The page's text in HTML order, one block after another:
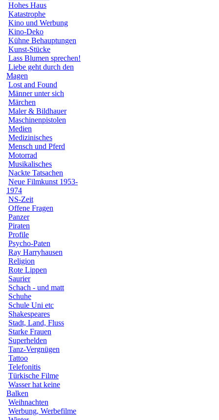
Hohes Haus
Katastrophe
Kino und Werbung
Kino-Deko
Kühne Behauptungen
Kunst-Stücke
Lass Blumen sprechen!
Liebe geht durch den
Magen
Lost and Found
Männer unter sich
Märchen
Maler & Bildhauer
Maschinenpistolen
Medien
Medizinisches
Mensch und Pferd
Motorrad
Musikalisches
Nackte Tatsachen
Neue Filmkunst 1953-
1974
NS-Zeit
Offene Fragen
Panzer
Piraten
Profile
Psycho-Paten
Ray Harryhausen
Religion
Rote Lippen
Saurier
Schach - und matt
Schuhe
Schule Uni etc
Shakespeares
Stadt, Land, Fluss
Starke Frauen
Superhelden
Tanz-Vergnügen
Tattoo
Telefonitis
Türkische Filme
Wasser hat keine
Balken
Weihnachten
Werbung, Werbefilme